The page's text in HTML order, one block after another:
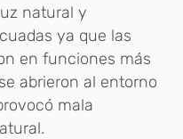
natural y
ya que las
en funciones más
abrieron al entorno
mala